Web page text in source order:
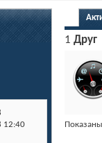
12:40
1 Друг